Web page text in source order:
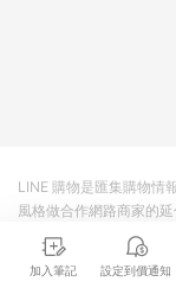
加入筆記 設定到價通知
LINE 購物是匯集購物情
風格做合作網路商家的
商品至各合作網路商家
準。